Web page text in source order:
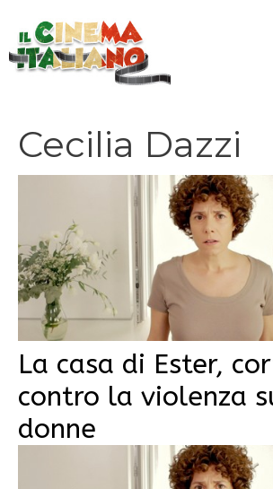
contenuto
Cecilia Dazzi
La casa di Ester,
contro la violenza
donne